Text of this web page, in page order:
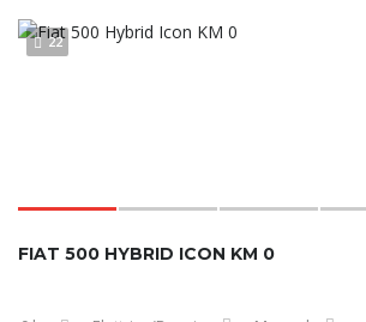
22
FIAT 500 HYBRID ICON KM 0